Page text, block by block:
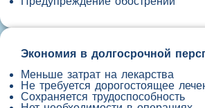
Экономия в долгосрочной
Меньше затрат на лекарства
Не требуется дорогостоящее
Сохраняется трудоспособность